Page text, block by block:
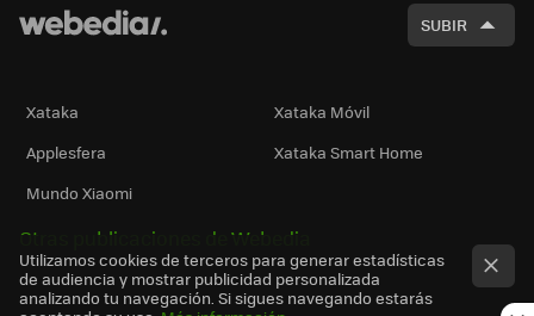
SUBIR
Xataka
Xataka Móvil
Applesfera
Xataka Smart Home
Mundo Xiaomi
Otras publicaciones de Webedia
Utilizamos cookies de terceros para generar estadísticas
de audiencia y mostrar publicidad personalizada
analizando tu navegación. Si sigues navegando estarás